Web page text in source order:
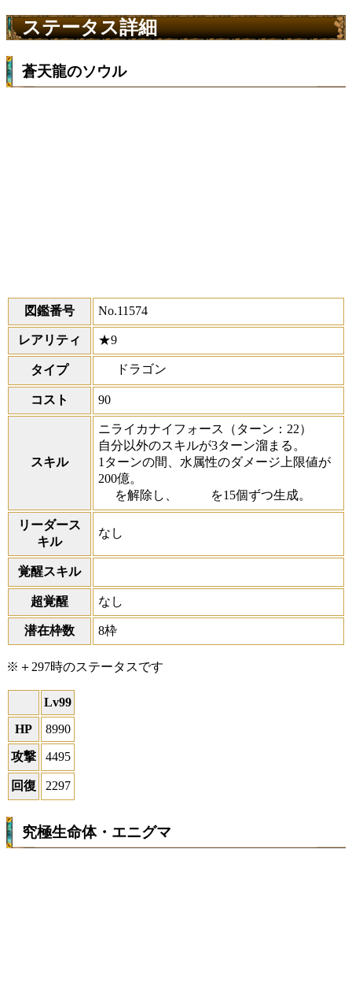
ステータス詳細
蒼天龍のソウル
図鑑番号 No.11574
レアリティ ★9
タイプ ドラゴン
コスト 90
スキル
ニライカナイフォース
（ターン：22）
自分以外のスキルが3ターン溜まる。
1ターンの間、水属性のダメージ上限値が
200億。
を解除し、
を15個ずつ生成。
リーダース
キル
なし
覚醒スキル
超覚醒 なし
潜在枠数 8枠
※＋297時のステータスです
Lv99
HP
8990
攻撃 4495
回復 2297
究極生命体・エニグマ